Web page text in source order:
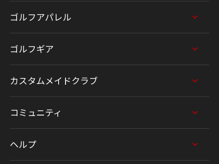
ゴルフアパレル
ゴルフギア
カスタムメイドクラブ
コミュニティ
ヘルプ